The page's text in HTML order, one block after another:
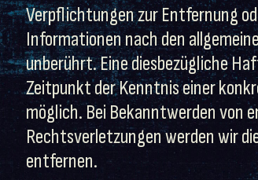
Verpflichtungen zur Entfernung
Informationen nach den
unberührt. Eine diesbezügliche
Zeitpunkt der Kenntnis einer
möglich. Bei Bekanntwerden von
Rechtsverletzungen werden wir
entfernen.